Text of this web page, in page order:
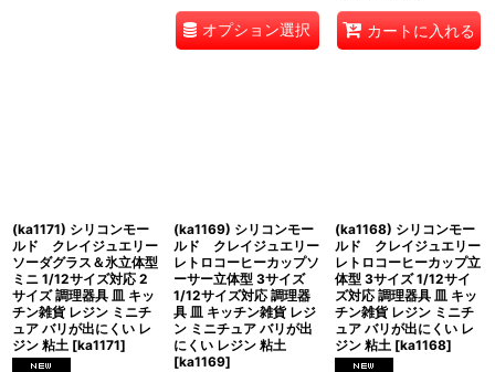
オプション選択 カートに入れる
(ka1171) シリコンモー
ルド クレイジュエリー
ソーダグラス＆氷立体型
ミニ 1/12サイズ対応 2
サイズ 調理器具 皿 キッ
チン雑貨 レジン ミニチ
ュア バリが出にくい レ
ジン 粘土 [ka1171]
(ka1169) シリコンモー
ルド クレイジュエリー
レトロコーヒーカップソ
ーサー立体型 3サイズ
1/12サイズ対応 調理器
具 皿 キッチン雑貨 レジ
ン ミニチュア バリが出
にくい レジン 粘土
[ka1169]
(ka1168) シリコンモー
ルド クレイジュエリー
レトロコーヒーカップ立
体型 3サイズ 1/12サイ
ズ対応 調理器具 皿 キッ
チン雑貨 レジン ミニチ
ュア バリが出にくい レ
ジン 粘土 [ka1168]